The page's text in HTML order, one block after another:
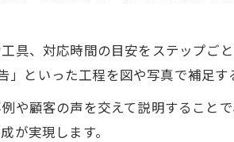
水道修理業界の今
水道修理業の将来
具、対応時間の目安をステップご
」といった工程を図や写真で補足す
や顧客の声を交えて説明すること
が実現します。